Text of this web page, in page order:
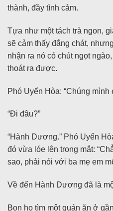
thành, đầy tình cảm.
Tựa như một tách trà ngon,
sẽ cảm thấy đắng chát,
nhận ra nó có chút ngọt
thoát ra được.
Phó Uyển Hòa: “Chúng mình
“Đi đâu?”
“Hành Dương.” Phó Uyển
đó vừa lóe lên trong mắt:
sao, phải nói với ba mẹ em
Về đến Hành Dương đã là
Bọn họ tìm một quán ăn ở